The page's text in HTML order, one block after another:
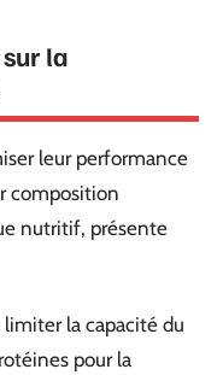
la
leur performance
composition
nutritif, présente
limiter la capacité du
pour la